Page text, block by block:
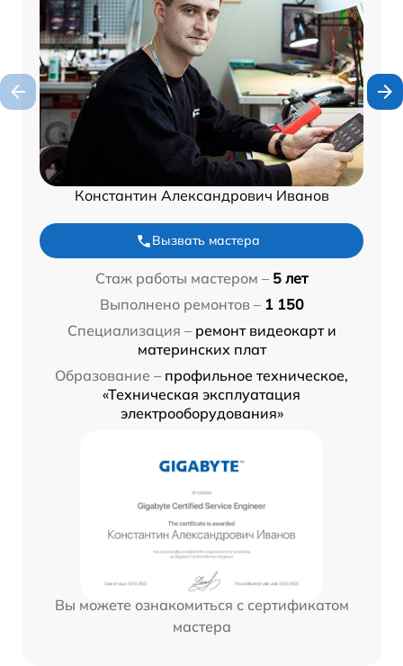
Константин Александрович Иванов
Вызвать мастера
Стаж работы мастером – 5 лет
Выполнено ремонтов – 1 150
Специализация – ремонт видеокарт и
материнских плат
Образование – профильное техническое,
«Техническая эксплуатация
электрооборудования»
Вы можете ознакомиться с сертификатом
мастера